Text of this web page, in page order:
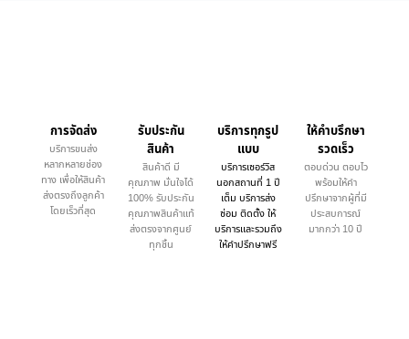
การจัดส่ง
บริการขนส่ง
หลากหลายช่อง
ทาง เพื่อให้สินค้า
ส่งตรงถึงลูกค้า
โดยเร็วที่สุด
รับประกัน
สินค้า
สินค้าดี มี
คุณภาพ มั่นใจได้
100% รับประกัน
คุณภาพสินค้าแท้
ส่งตรงจากศูนย์
ทุกชิ้น
บริการทุกรูป
แบบ
บริการเซอร์วิส
นอกสถานที่ 1 ปี
เต็ม บริการส่ง
ซ่อม ติดตั้ง ให้
บริการและรวมถึง
ให้คำปรึกษาฟรี
ให้คำบรึกษา
รวดเร็ว
ตอบด่วน ตอบไว
พร้อมให้คำ
ปรึกษาจากผู้ที่มี
ประสบการณ์
มากกว่า 10 ปี